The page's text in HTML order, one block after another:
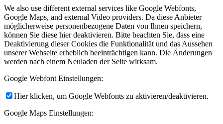
We also use different external services like Google Webfonts,
Google Maps, and external Video providers. Da diese Anbieter
möglicherweise personenbezogene Daten von Ihnen speichern,
können Sie diese hier deaktivieren. Bitte beachten Sie, dass eine
Deaktivierung dieser Cookies die Funktionalität und das Aussehen
unserer Webseite erheblich beeinträchtigen kann. Die Änderungen
werden nach einem Neuladen der Seite wirksam.
Google Webfont Einstellungen:
Hier klicken, um Google Webfonts zu aktivieren/deaktivieren.
Google Maps Einstellungen: